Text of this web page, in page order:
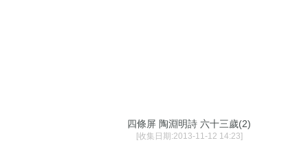
四條屏 陶淵明詩 六十三歲(2)
[收集日期:2013-11-12 14:23]